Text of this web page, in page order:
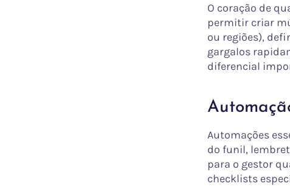
O coração de
permitir criar
ou regiões),
gargalos
diferencial
Automações
do funil,
para o gestor
checklists